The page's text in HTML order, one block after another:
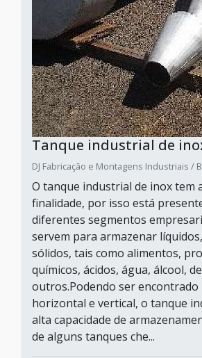
Tanque industrial de
DJ Fabricação e Montagens Industriais /
O tanque industrial de inox tem
finalidade, por isso está
diferentes segmentos
servem para armazenar
sólidos, tais como alimentos,
químicos, ácidos, água, álcool,
outros.Podendo ser
horizontal e vertical, o tanque
alta capacidade de
de alguns tanques che...